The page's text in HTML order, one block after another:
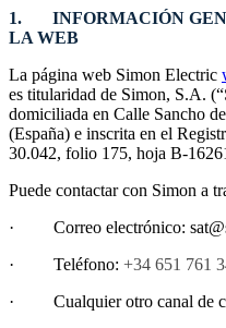
1. INFORMACIÓN
LA WEB
La página web Simon Electric
es titularidad de Simon, S.A.
domiciliada en Calle Sancho
(España) e inscrita en el
30.042, folio 175, hoja B-
Puede contactar con Simon a
· Correo electrónico:
· Teléfono: +34 651 761
· Cualquier otro canal de